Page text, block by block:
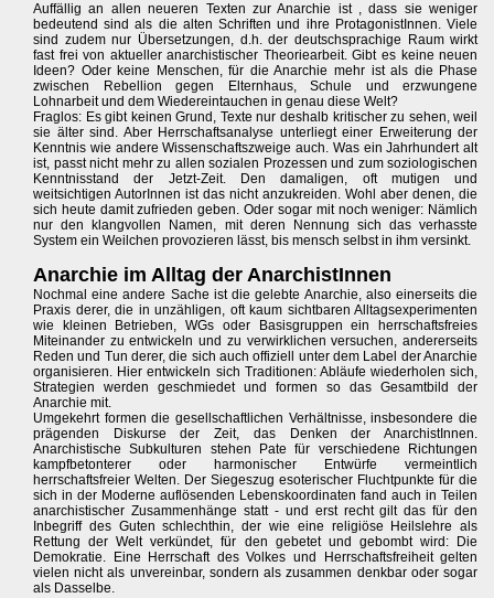
Auffällig an allen neueren Texten zur Anarchie ist , dass sie weniger
bedeutend sind als die alten Schriften und ihre ProtagonistInnen. Viele
sind zudem nur Übersetzungen, d.h. der deutschsprachige Raum wirkt
fast frei von aktueller anarchistischer Theoriearbeit. Gibt es keine neuen
Ideen? Oder keine Menschen, für die Anarchie mehr ist als die Phase
zwischen Rebellion gegen Elternhaus, Schule und erzwungene
Lohnarbeit und dem Wiedereintauchen in genau diese Welt?
Fraglos: Es gibt keinen Grund, Texte nur deshalb kritischer zu sehen, weil
sie älter sind. Aber Herrschaftsanalyse unterliegt einer Erweiterung der
Kenntnis wie andere Wissenschaftszweige auch. Was ein Jahrhundert alt
ist, passt nicht mehr zu allen sozialen Prozessen und zum soziologischen
Kenntnisstand der Jetzt-Zeit. Den damaligen, oft mutigen und
weitsichtigen AutorInnen ist das nicht anzukreiden. Wohl aber denen, die
sich heute damit zufrieden geben. Oder sogar mit noch weniger: Nämlich
nur den klangvollen Namen, mit deren Nennung sich das verhasste
System ein Weilchen provozieren lässt, bis mensch selbst in ihm versinkt.
Anarchie im Alltag der AnarchistInnen
Nochmal eine andere Sache ist die gelebte Anarchie, also einerseits die
Praxis derer, die in unzähligen, oft kaum sichtbaren Alltagsexperimenten
wie kleinen Betrieben, WGs oder Basisgruppen ein herrschaftsfreies
Miteinander zu entwickeln und zu verwirklichen versuchen, andererseits
Reden und Tun derer, die sich auch offiziell unter dem Label der Anarchie
organisieren. Hier entwickeln sich Traditionen: Abläufe wiederholen sich,
Strategien werden geschmiedet und formen so das Gesamtbild der
Anarchie mit.
Umgekehrt formen die gesellschaftlichen Verhältnisse, insbesondere die
prägenden Diskurse der Zeit, das Denken der AnarchistInnen.
Anarchistische Subkulturen stehen Pate für verschiedene Richtungen
kampfbetonterer oder harmonischer Entwürfe vermeintlich
herrschaftsfreier Welten. Der Siegeszug esoterischer Fluchtpunkte für die
sich in der Moderne auflösenden Lebenskoordinaten fand auch in Teilen
anarchistischer Zusammenhänge statt - und erst recht gilt das für den
Inbegriff des Guten schlechthin, der wie eine religiöse Heilslehre als
Rettung der Welt verkündet, für den gebetet und gebombt wird: Die
Demokratie. Eine Herrschaft des Volkes und Herrschaftsfreiheit gelten
vielen nicht als unvereinbar, sondern als zusammen denkbar oder sogar
als Dasselbe.